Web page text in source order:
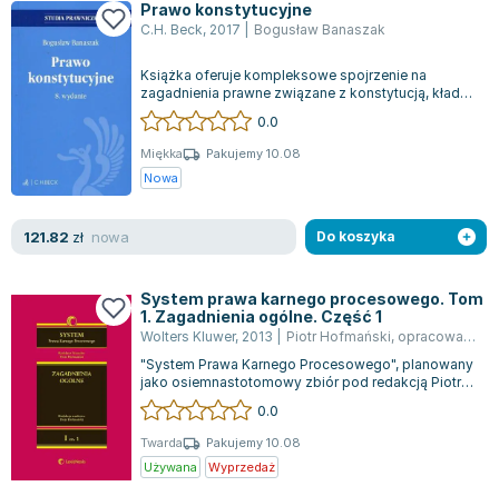
Zygmunt Freud
Agata Passent
Michel Moran
Jo Nesbo
Katarzyna Miller
Antoine de Saint Exupery
Lew Tołstoj
Mark Twain
Paulina Młynarska
ks. Piotr Pawlukiewicz
Jarosław Sokołowski
Michael Scott
Piotr Semka
Jarosław Iwaszkiewicz
Prawo konstytucyjne
C.H. Beck, 2017 Bogusław Banaszak
Książka oferuje kompleksowe spojrzenie na
zagadnienia prawne związane z konstytucją, kładąc
nacisk na praktyczne aspekty wdrażania...
0.0
Miękka
Pakujemy 10.08
Nowa
121.82 zł nowa Do koszyka
System prawa karnego procesowego. Tom
1. Zagadnienia ogólne. Część 1
Wolters Kluwer, 2013 Piotr Hofmański, opracowanie zbiorowe
"System Prawa Karnego Procesowego", planowany
jako osiemnastotomowy zbiór pod redakcją Piotra
Hofmańskiego, jest niezwykłym dziełe...
0.0
Twarda
Pakujemy 10.08
Używana
Wyprzedaż